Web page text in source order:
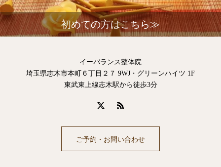
初めての方はこちら≫
イーバランス整体院
埼玉県志木市本町６丁目２７ 9WJ・グリーンハイツ 1F
東武東上線志木駅から徒歩3分
ご予約・お問い合わせ